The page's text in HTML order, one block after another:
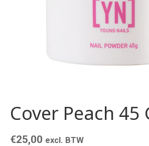
Cover Peach 45
€25,00 excl. BTW